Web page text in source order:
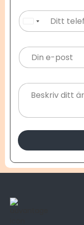
United States +1